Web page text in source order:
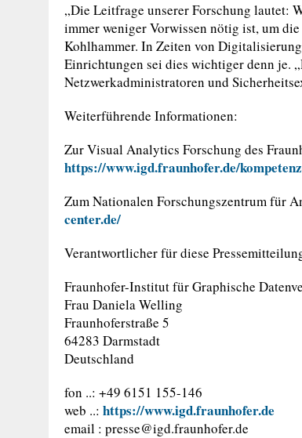
„Die Leitfrage unserer Forschung lautet:
immer weniger Vorwissen nötig ist, um
Kohlhammer. In Zeiten von
Einrichtungen sei dies wichtiger denn je.
Netzwerkadministratoren und
Weiterführende Informationen:
Zur Visual Analytics Forschung des
https://www.igd.fraunhofer.de/
Zum Nationalen Forschungszentrum für
center.de/
Verantwortlicher für diese
Fraunhofer-Institut für Graphische
Frau Daniela Welling
Fraunhoferstraße 5
64283 Darmstadt
Deutschland
fon ..: +49 6151 155-146
web ..: https://www.igd.fraunhofer.de
email : presse@igd.fraunhofer.de